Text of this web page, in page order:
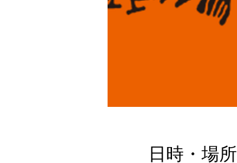
日時・場所